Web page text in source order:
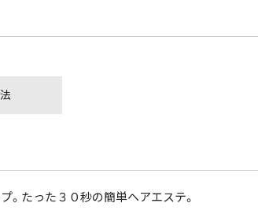
。たった３０秒の簡単ヘアエステ。